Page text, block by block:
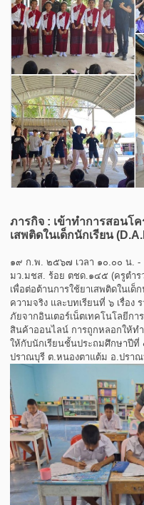
ภารกิจ : เข้าทำการสอนโ
เสพติดในเด็กนักเรียน
๑๙ ก.พ. ๒๕๖๗ เวลา ๑๐.๐๐ น. -
มว.มชส. ร้อย ตชด.๑๔๕ (ครูตำร
เพื่อต่อต้านการใช้ยาเสพติดในเด็
ความจริง และบทเรียนที่ ๖ เรื่อง
ภัยจากอินเตอร์เน็ตเทคโนโลยีก
สินค้าออนไลน์ การถูกหลอกให้ทำ
ให้กับนักเรียนชั้นประถมศึกษาปี
ปราณบุรี ต.หนองตาแต้ม อ.ปรา